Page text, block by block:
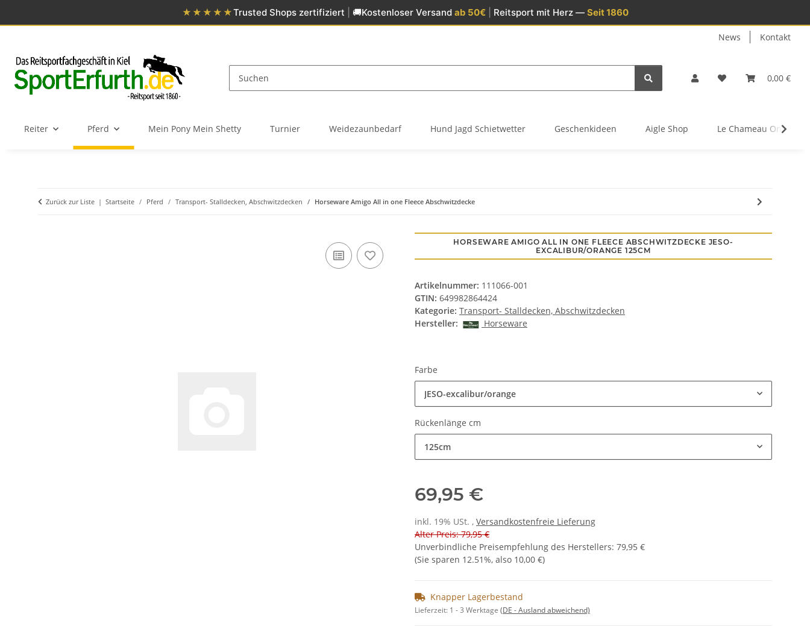
★★★★★Trusted Shops zertifiziert 🚚Kostenloser Versand ab 50€ Reitsport mit Herz — Seit 1860
News Kontakt
0,00 €
Reiter Pferd Mein Pony Mein Shetty Turnier Weidezaunbedarf Hund Jagd Schietwetter Geschenkideen Aigle Shop Le Chameau
Zurück zur Liste Startseite Pferd Transport- Stalldecken, Abschwitzdecken Horseware Amigo All in one Fleece Abschwitzdecke
HORSEWARE AMIGO ALL IN ONE FLEECE ABSCHWITZDECKE JESO-
EXCALIBUR/ORANGE 125CM
Artikelnummer: 111066-001
GTIN: 649982864424
Kategorie: Transport- Stalldecken, Abschwitzdecken
Hersteller:
Horseware
Farbe
JESO-excalibur/orange
Rückenlänge cm
125cm
69,95 €
inkl. 19% USt. , Versandkostenfreie Lieferung
Alter Preis: 79,95 €
Unverbindliche Preisempfehlung des Herstellers: 79,95 €
(Sie sparen 12.51%, also 10,00 €)
Knapper Lagerbestand
Lieferzeit: 1 - 3 Werktage (DE - Ausland abweichend)